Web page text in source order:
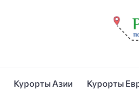
Курорты Азии Курорты